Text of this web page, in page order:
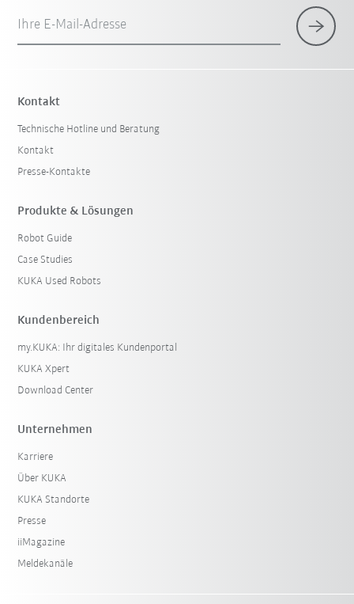
Ihre E-Mail-Adresse
Kontakt
Technische Hotline und Beratung
Kontakt
Presse-Kontakte
Produkte & Lösungen
Robot Guide
Case Studies
KUKA Used Robots
Kundenbereich
my.KUKA: Ihr digitales Kundenportal
KUKA Xpert
Download Center
Unternehmen
Karriere
Über KUKA
KUKA Standorte
Presse
iiMagazine
Meldekanäle